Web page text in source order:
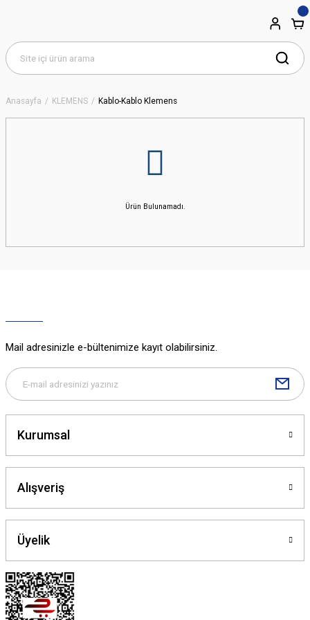
Anasayfa KLEMENS Kablo-Kablo Klemens
Ürün Bulunamadı.
Mail adresinizle e-bültenimize kayıt olabilirsiniz.
Kurumsal
Alışveriş
Üyelik